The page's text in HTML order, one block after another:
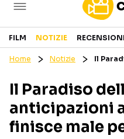
Cinema
GENERI
PERSONAGGI
FILM NOTIZIE RECENSIONI
Home Notizie Il
Il Paradiso
anticipazioni
finisce male